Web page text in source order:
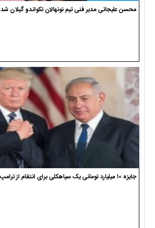
محسن علیجانی مدیر فنی تیم نونهالان تکواندو گیلان شد
جایزه ۱۰ میلیارد تومانی یک سیاهکلی برای انتقام از ترامپ و نتانیاهو